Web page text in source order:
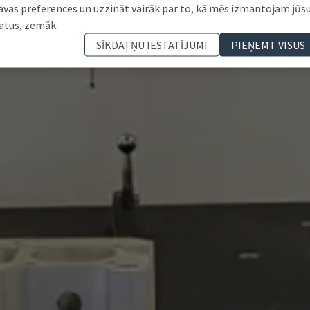
preferences un uzzināt vairāk par to, kā mēs izmantojam
zemāk.
SĪKDATŅU IESTATĪJUMI
PIEŅEMT VISUS